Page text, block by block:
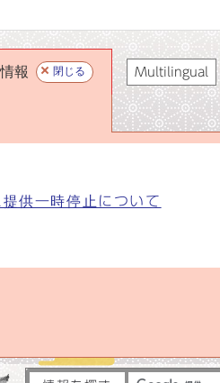
報 閉じる
供一時停止について
Multilingual